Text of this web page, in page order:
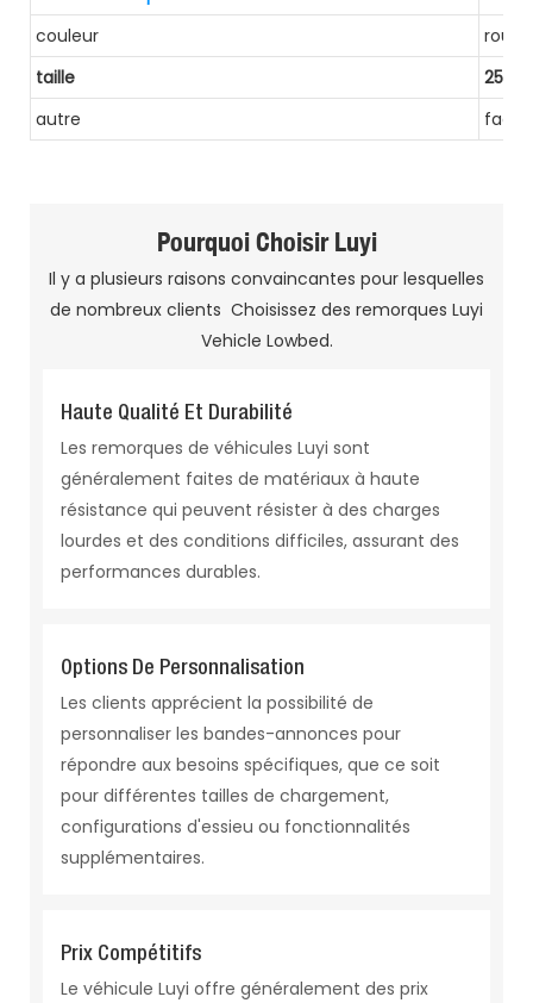
couleur
rouge
taille
autre
Pourquoi Choisir Luyi
Il y a plusieurs raisons convaincantes pour lesquelles
de nombreux clients Choisissez des remorques Luyi
Vehicle Lowbed.
Haute Qualité Et Durabilité
Les remorques de véhicules Luyi sont
généralement faites de matériaux à haute
résistance qui peuvent résister à des charges
lourdes et des conditions difficiles, assurant des
performances durables.
Options De Personnalisation
Les clients apprécient la possibilité de
personnaliser les bandes-annonces pour
répondre aux besoins spécifiques, que ce soit
pour différentes tailles de chargement,
configurations d'essieu ou fonctionnalités
supplémentaires.
Prix ​​compétitifs
Le véhicule Luyi offre généralement des prix